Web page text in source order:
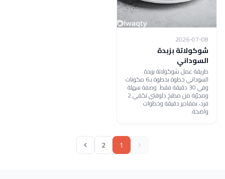
2026-07-08
شوكولاتة بزبدة
السوداني
طريقة عمل شوكولاتة بزبدة
السوداني خطوة بخطوة بـ6 مكونات
وفي 30 دقيقة فقط. وصفة سهلة
ومجرّبة من مطبخ دلوقتي تكفي 2
فرد، بمقادير دقيقة وخطوات
واضحة.
1
2